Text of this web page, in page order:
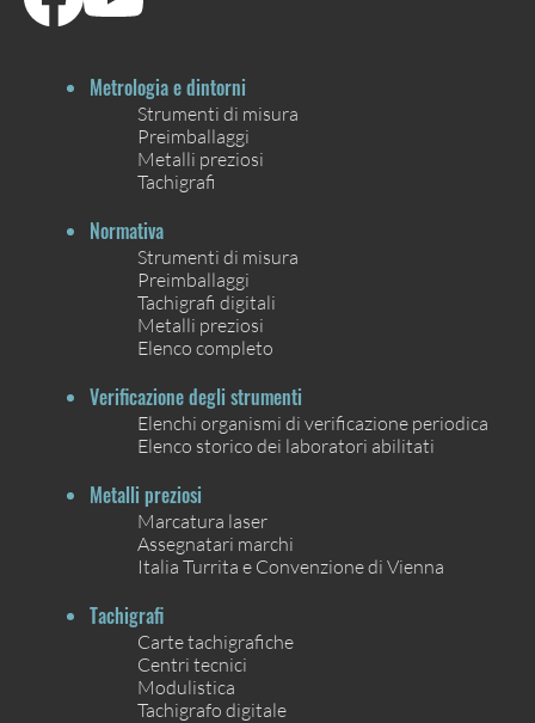
Metrologia e dintorni
Strumenti di misura
Preimballaggi
Metalli preziosi
Tachigrafi
Normativa
Strumenti di misura
Preimballaggi
Tachigrafi digitali
Metalli preziosi
Elenco completo
Verificazione degli strumenti
Elenchi organismi di verificazione periodica
Elenco storico dei laboratori abilitati
Metalli preziosi
Marcatura laser
Assegnatari marchi
Italia Turrita e Convenzione di Vienna
Tachigrafi
Carte tachigrafiche
Centri tecnici
Modulistica
Tachigrafo digitale